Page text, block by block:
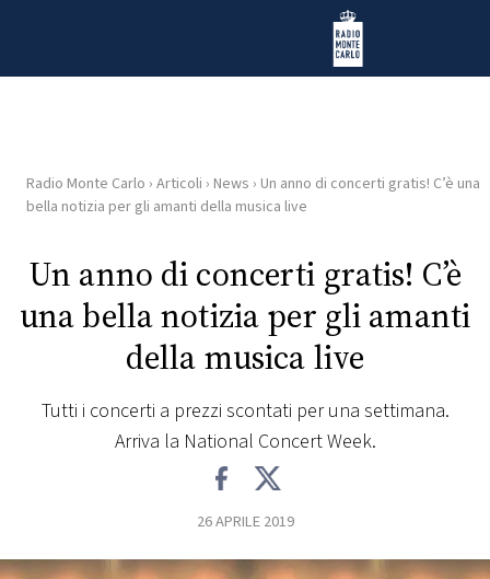
Radio Monte Carlo
HOME
RADIO
WEB
PLAYLIST
Radio Monte Carlo › Articoli › News › Un anno di concerti gratis! C’è una
bella notizia per gli amanti della musica live
Un anno di concerti gratis! C’è
una bella notizia per gli amanti
della musica live
Tutti i concerti a prezzi scontati per una settimana.
Arriva la National Concert Week.
26 APRILE 2019